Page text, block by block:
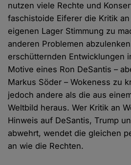
nutzen viele Rechte und
faschistoide Eiferer die Kritik
eigenen Lager Stimmung zu
anderen Problemen
erschütternden Entwicklungen
Motive eines Ron DeSantis –
Markus Söder – Wokeness zu
jedoch andere als die aus
Weltbild heraus. Wer Kritik an
Hinweis auf DeSantis, Trump
abwehrt, wendet die gleichen
an wie die Rechten.